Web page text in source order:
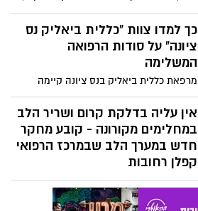
ממכרים ולריווחים יותר לחברות המזון. חשוב
לדעת מה מכיל המזון שאנחנו צורכים על
בסיס יומי
כך למדו צוות "כללית ביאליק נס
ציונה" על סודות הרפואה
המשלימה
מרפאת כללית ביאליק בנס ציונה קיימה
הרצאה מקצועית לצוות העובדים אודות סוגי
הטיפולים המוענקים במסגרת הרפואה
המשלימה ויעילותם בשיפור אורח החיים
אין עליה בדלקת קרום ושריר הלב
במחלימים מקורונה - קובע מחקר
חדש במערך הלב שבמרכז הרפואי
קפלן רחובות
הקורונה עושה סימנים שהיא אוטוטו נעלמת
אולם השלכותיה יישארו אתנו עוד זמן רב.